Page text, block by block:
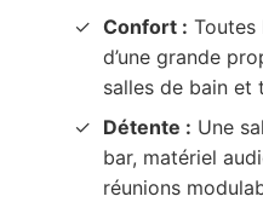
Confort : Toutes
d’une grande
salles de bain et
Détente : Une
bar, matériel
réunions